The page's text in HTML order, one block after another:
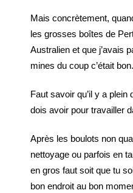
Mais concrètement,
les grosses boîtes de
Australien et que j’avais
mines du coup c’était bon.
Faut savoir qu’il y a
dois avoir pour travailler
Après les boulots non
nettoyage ou parfois en
en gros faut soit que tu
bon endroit au bon